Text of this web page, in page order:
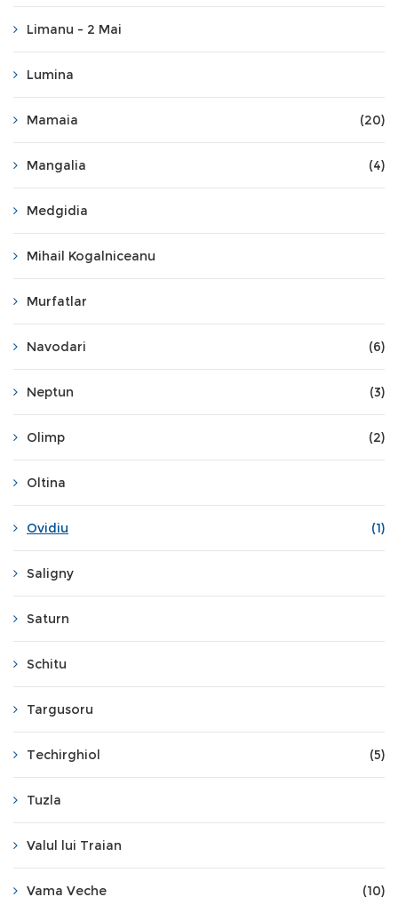
Limanu - 2 Mai
Lumina
Mamaia (20)
Mangalia (4)
Medgidia
Mihail Kogalniceanu
Murfatlar
Navodari (6)
Neptun (3)
Olimp (2)
Oltina
Ovidiu (1)
Saligny
Saturn
Schitu
Targusoru
Techirghiol (5)
Tuzla
Valul lui Traian
Vama Veche (10)